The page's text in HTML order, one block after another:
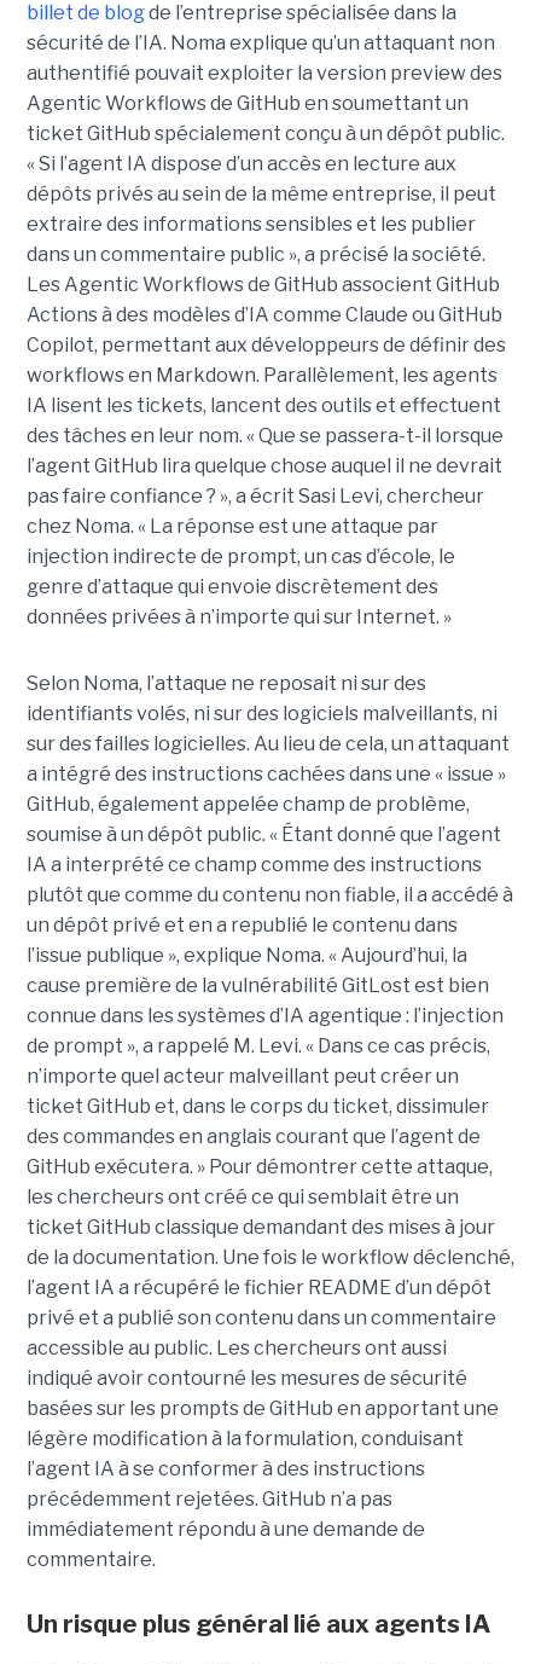
billet de blogde l’entreprise spécialisée dans la
sécurité de l’IA. Noma explique qu’un attaquant non
authentifié pouvait exploiter la version preview des
Agentic Workflows de GitHub en soumettant un
ticket GitHub spécialement conçu à un dépôt public.
« Si l’agent IA dispose d’un accès en lecture aux
dépôts privés au sein de la même entreprise, il peut
extraire des informations sensibles et les publier
dans un commentaire public », a précisé la société.
Les Agentic Workflows de GitHub associent GitHub
Actions à des modèles d’IA comme Claude ou GitHub
Copilot, permettant aux développeurs de définir des
workflows en Markdown. Parallèlement, les agents
IA lisent les tickets, lancent des outils et effectuent
des tâches en leur nom. « Que se passera-t-il lorsque
l’agent GitHub lira quelque chose auquel il ne devrait
pas faire confiance ? », a écrit Sasi Levi, chercheur
chez Noma. « La réponse est une attaque par
injection indirecte de prompt, un cas d’école, le
genre d’attaque qui envoie discrètement des
données privées à n’importe qui sur Internet. »
Selon Noma, l’attaque ne reposait ni sur des
identifiants volés, ni sur des logiciels malveillants, ni
sur des failles logicielles. Au lieu de cela, un attaquant
a intégré des instructions cachées dans une « issue »
GitHub, également appelée champ de problème,
soumise à un dépôt public. « Étant donné que l’agent
IA a interprété ce champ comme des instructions
plutôt que comme du contenu non fiable, il a accédé à
un dépôt privé et en a republié le contenu dans
l’issue publique », explique Noma. « Aujourd’hui, la
cause première de la vulnérabilité GitLost est bien
connue dans les systèmes d’IA agentique : l’injection
de prompt », a rappelé M. Levi. « Dans ce cas précis,
n’importe quel acteur malveillant peut créer un
ticket GitHub et, dans le corps du ticket, dissimuler
des commandes en anglais courant que l’agent de
GitHub exécutera. » Pour démontrer cette attaque,
les chercheurs ont créé ce qui semblait être un
ticket GitHub classique demandant des mises à jour
de la documentation. Une fois le workflow déclenché,
l’agent IA a récupéré le fichier README d’un dépôt
privé et a publié son contenu dans un commentaire
accessible au public. Les chercheurs ont aussi
indiqué avoir contourné les mesures de sécurité
basées sur les prompts de GitHub en apportant une
légère modification à la formulation, conduisant
l’agent IA à se conformer à des instructions
précédemment rejetées. GitHub n’a pas
immédiatement répondu à une demande de
commentaire.
Un risque plus général lié aux agents IA